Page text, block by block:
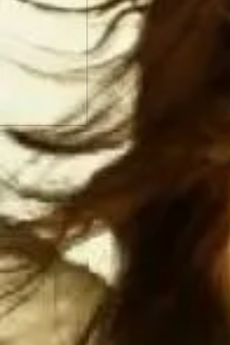
Estados
Unidos
NO HAY
primera
Espero
antes de